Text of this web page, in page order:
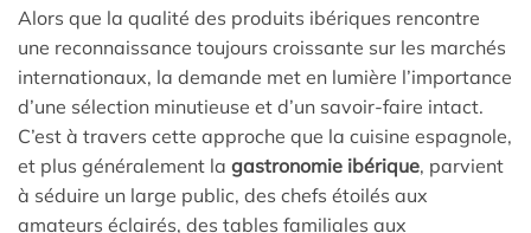
Alors que la qualité des produits ibériques rencontre
une reconnaissance toujours croissante sur les marchés
internationaux, la demande met en lumière l’importance
d’une sélection minutieuse et d’un savoir-faire intact.
C’est à travers cette approche que la cuisine espagnole,
et plus généralement la gastronomie ibérique, parvient
à séduire un large public, des chefs étoilés aux
amateurs éclairés, des tables familiales aux